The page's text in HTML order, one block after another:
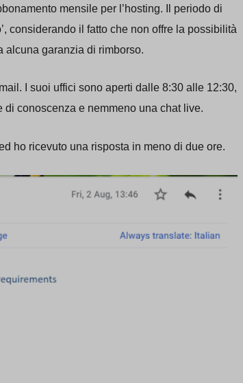
mensile per l’hosting. Il periodo di
considerando il fatto che non offre la possibilità
alcuna garanzia di rimborso.
I suoi uffici sono aperti dalle 8:30 alle 12:30,
conoscenza e nemmeno una chat live.
ho ricevuto una risposta in meno di due ore.